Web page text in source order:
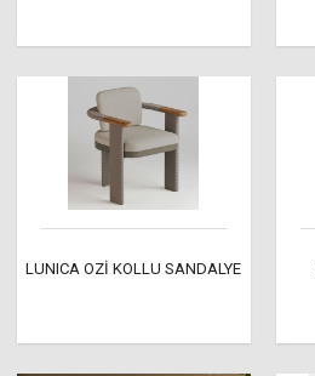
LUNICA OZİ KOLLU SANDALYE